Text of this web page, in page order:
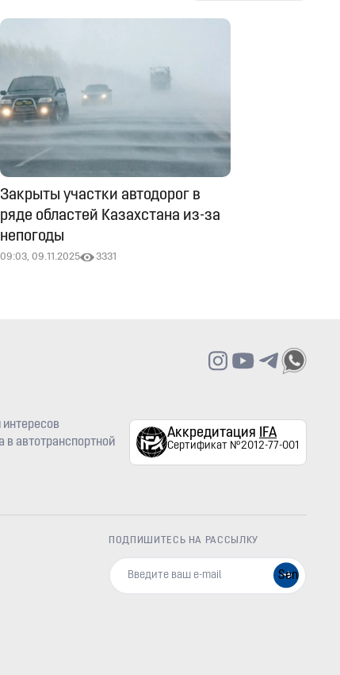
Закрыты участки автодорог в
ряде областей Казахстана из-за
непогоды
09:03, 09.11.2025 3331
автотранспортной
Аккредитация IFA
Сертификат №2012-77-001
ПОДПИШИТЕСЬ НА РАССЫЛКУ